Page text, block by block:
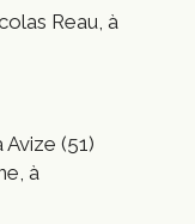
Reau, à
(51)
à